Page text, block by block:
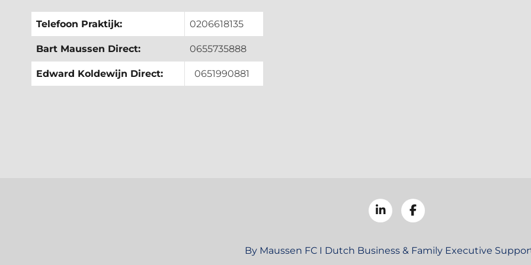
Telefoon Praktijk: 0206618135
Bart Maussen Direct: 0655735888
Edward Koldewijn Direct: 0651990881
By Maussen FC I Dutch Business & Family Executive